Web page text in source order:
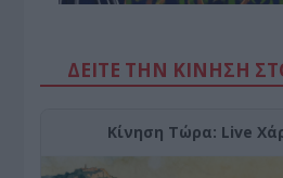
ΔΕΙΤΕ ΤΗΝ ΚΙΝΗΣΗ
Κίνηση Τώρα: Live